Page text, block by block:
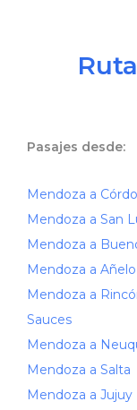
Pasajes desde:
Mendoza a
Mendoza a San
Mendoza a
Mendoza a Añelo
Mendoza a
Sauces
Mendoza a
Mendoza a Salta
Mendoza a Jujuy